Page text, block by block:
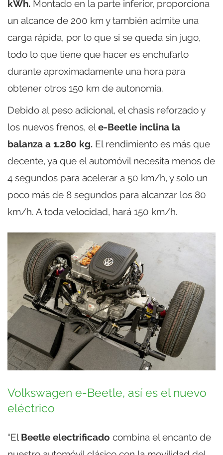
kWh. Montado en la parte inferior, proporciona
un alcance de 200 km y también admite una
carga rápida, por lo que si se queda sin jugo,
todo lo que tiene que hacer es enchufarlo
durante aproximadamente una hora para
obtener otros 150 km de autonomía.
Debido al peso adicional, el chasis reforzado y
los nuevos frenos, ele-Beetle inclina la
balanza a 1.280 kg. El rendimiento es más que
decente, ya que el automóvil necesita menos de
4 segundos para acelerar a 50 km/h, y solo un
poco más de 8 segundos para alcanzar los 80
km/h. A toda velocidad, hará 150 km/h.
Volkswagen e-Beetle, así es el nuevo
eléctrico
“El Beetle electrificado combina el encanto de